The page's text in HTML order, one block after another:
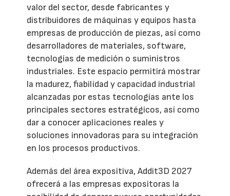
valor del sector, desde fabricantes y
distribuidores de máquinas y equipos hasta
empresas de producción de piezas, así como
desarrolladores de materiales, software,
tecnologías de medición o suministros
industriales. Este espacio permitirá mostrar
la madurez, fiabilidad y capacidad industrial
alcanzadas por estas tecnologías ante los
principales sectores estratégicos, así como
dar a conocer aplicaciones reales y
soluciones innovadoras para su integración
en los procesos productivos.
Además del área expositiva, Addit3D 2027
ofrecerá a las empresas expositoras la